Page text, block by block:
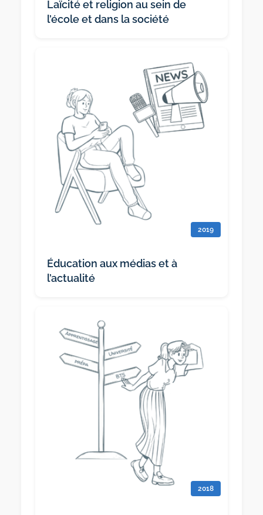
Laïcité et religion au sein de
l’école et dans la société
2019
Éducation aux médias et à
l’actualité
2018